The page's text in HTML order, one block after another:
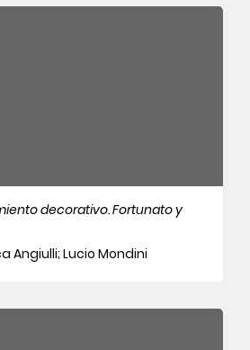
decorativo. Fortunato y
Angiulli; Lucio Mondini